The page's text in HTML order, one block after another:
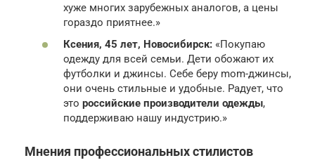
хуже многих зарубежных аналогов, а цены
гораздо приятнее.»
Ксения, 45 лет, Новосибирск: «Покупаю
одежду для всей семьи. Дети обожают их
футболки и джинсы. Себе беру mom-джинсы,
они очень стильные и удобные. Радует, что
это российские производители одежды,
поддерживаю нашу индустрию.»
Мнения профессиональных стилистов